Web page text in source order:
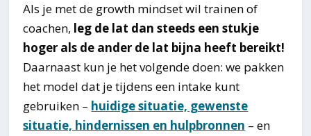
Als je met de growth mindset wil trainen of
coachen, leg de lat dan steeds een stukje
hoger als de ander de lat bijna heeft bereikt!
Daarnaast kun je het volgende doen: we pakken
het model dat je tijdens een intake kunt
gebruiken – huidige situatie, gewenste
situatie, hindernissen en hulpbronnen – en